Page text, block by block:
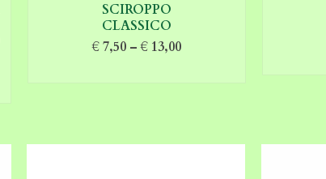
SCIROPPO
CLASSICO
€7,50 –€ 13,00